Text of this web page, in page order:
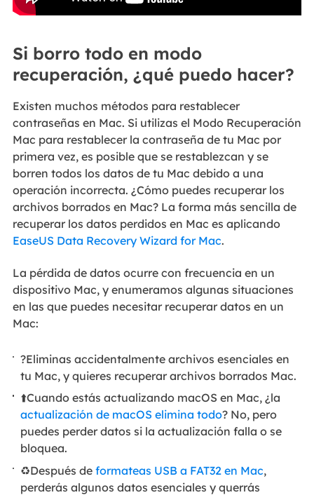
Si borro todo en modo
recuperación, ¿qué puedo hacer?
Existen muchos métodos para restablecer
contraseñas en Mac. Si utilizas el Modo Recuperación
Mac para restablecer la contraseña de tu Mac por
primera vez, es posible que se restablezcan y se
borren todos los datos de tu Mac debido a una
operación incorrecta. ¿Cómo puedes recuperar los
archivos borrados en Mac? La forma más sencilla de
recuperar los datos perdidos en Mac es aplicando
EaseUS Data Recovery Wizard for Mac.
La pérdida de datos ocurre con frecuencia en un
dispositivo Mac, y enumeramos algunas situaciones
en las que puedes necesitar recuperar datos en un
Mac:
?Eliminas accidentalmente archivos esenciales en
tu Mac, y quieres recuperar archivos borrados Mac.
⬆️Cuando estás actualizando macOS en Mac, ¿la
actualización de macOS elimina todo? No, pero
puedes perder datos si la actualización falla o se
bloquea.
♻️Después deformateas USB a FAT32 en Mac,
perderás algunos datos esenciales y querrás